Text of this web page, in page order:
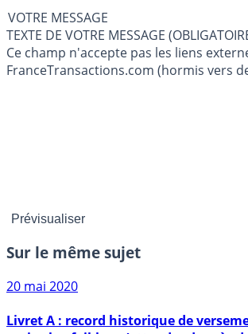
VOTRE MESSAGE
TEXTE DE VOTRE MESSAGE
Ce champ n'accepte pas les liens
FranceTransactions.com (hormis vers
Sur le même sujet
20 mai 2020